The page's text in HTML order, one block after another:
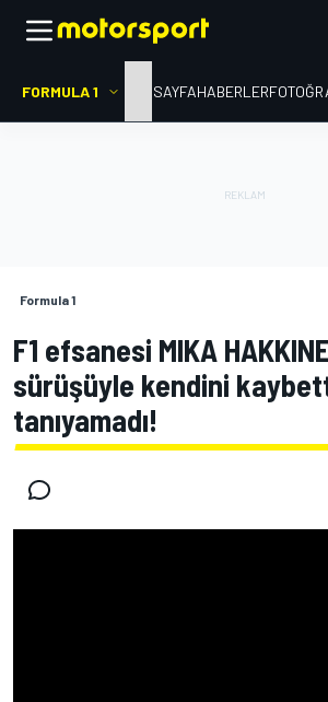
FORMULA 1 ANA SAYFAHABERLER
Formula 1
F1 efsanesi MIKA
sürüşüyle kendini
tanıyamadı!